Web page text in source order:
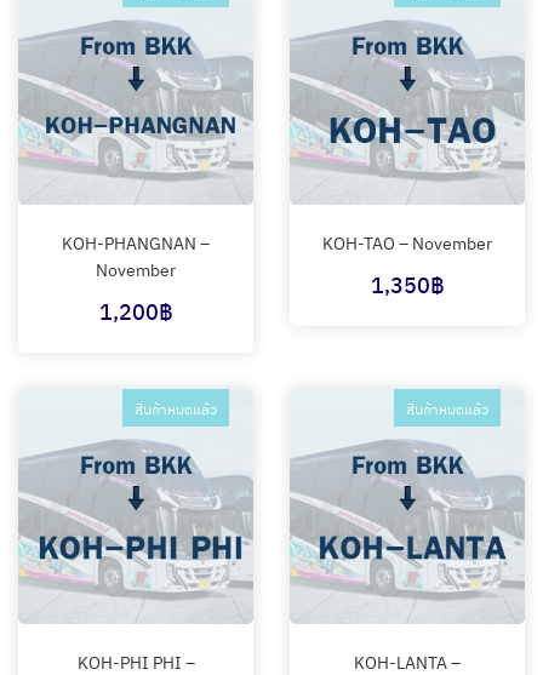
KOH-PHANGNAN –
November
1,200฿
KOH-TAO – November
1,350฿
สินค้าหมดแล้ว
KOH-PHI PHI –
สินค้าหมดแล้ว
KOH-LANTA –